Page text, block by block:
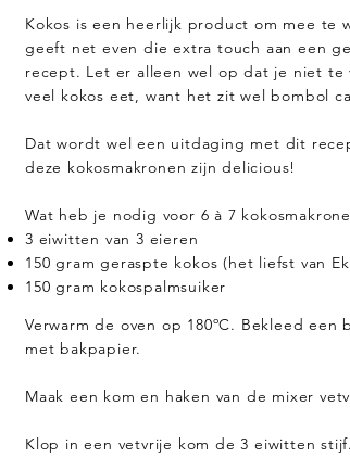
Kokos is een heerlijk product om mee te
geeft net even die extra touch aan een
recept. Let er alleen wel op dat je niet te
veel kokos eet, want het zit wel bombol
Dat wordt wel een uitdaging met dit
deze kokosmakronen zijn delicious!
Wat heb je nodig voor 6 à 7
3 eiwitten van 3 eieren
150 gram geraspte kokos (het liefst van
150 gram kokospalmsuiker
Verwarm de oven op 180ºC. Bekleed een
met bakpapier.
Maak een kom en haken van de mixer
Klop in een vetvrije kom de 3 eiwitten